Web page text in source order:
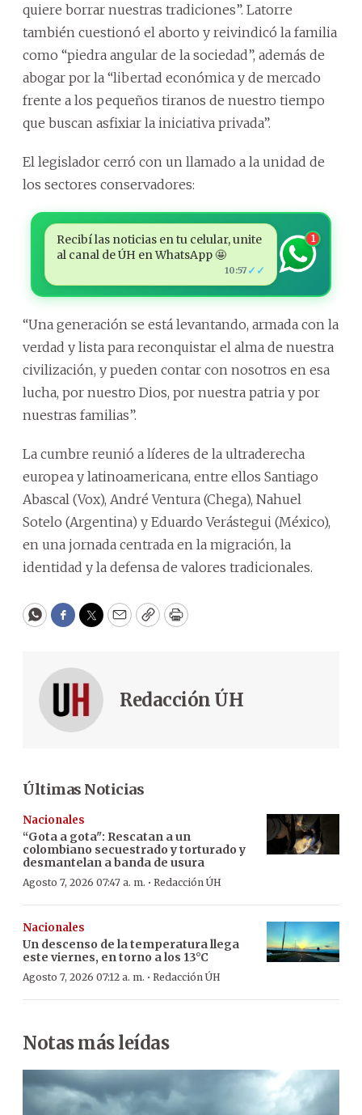
quiere borrar nuestras tradiciones”. Latorre
también cuestionó el aborto y reivindicó la familia
como “piedra angular de la sociedad”, además de
abogar por la “libertad económica y de mercado
frente a los pequeños tiranos de nuestro tiempo
que buscan asfixiar la iniciativa privada”.
El legislador cerró con un llamado a la unidad de
los sectores conservadores:
Recibí las noticias en tu celular, unite
al canal de ÚH en WhatsApp 🤩
10:57 ✓✓
1
“Una generación se está levantando, armada con la
verdad y lista para reconquistar el alma de nuestra
civilización, y pueden contar con nosotros en esa
lucha, por nuestro Dios, por nuestra patria y por
nuestras familias”.
La cumbre reunió a líderes de la ultraderecha
europea y latinoamericana, entre ellos Santiago
Abascal (Vox), André Ventura (Chega), Nahuel
Sotelo (Argentina) y Eduardo Verástegui (México),
en una jornada centrada en la migración, la
identidad y la defensa de valores tradicionales.
WhatsApp
Facebook
Twitter
EmailCopyPrint
Redacción ÚH
Últimas Noticias
Nacionales
“Gota a gota": Rescatan a un
colombiano secuestrado y torturado y
desmantelan a banda de usura
Agosto 7, 2026 07:47 a. m. · Redacción ÚH
Nacionales
Un descenso de la temperatura llega
este viernes, en torno a los 13°C
Agosto 7, 2026 07:12 a. m. · Redacción ÚH
Notas más leídas